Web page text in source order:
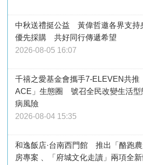
中秋送禮挺公益 黃偉哲邀各界支持
優先採購 共好同行傳遞希望
2026-08-05 16:07
千禧之愛基金會攜手7-ELEVEN共推
ACE」生態圈 號召全民改變生活型
病風險
2026-08-04 15:35
和逸飯店·台南西門館 推出「酪跑
房專案 、「府城文化走讀」兩項全